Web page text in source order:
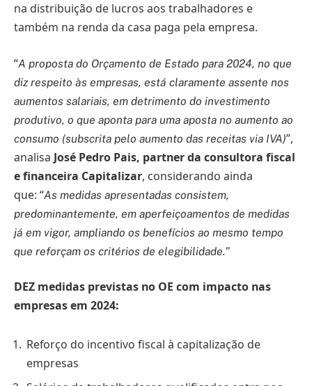
na distribuição de lucros aos trabalhadores e
também na renda da casa paga pela empresa.
“A proposta do Orçamento de Estado para 2024, no que
diz respeito às empresas, está claramente assente nos
aumentos salariais, em detrimento do investimento
produtivo, o que aponta para uma aposta no aumento ao
consumo (subscrita pelo aumento das receitas via IVA)”,
analisa José Pedro Pais, partner da consultora fiscal
e financeira Capitalizar, considerando ainda
que: “As medidas apresentadas consistem,
predominantemente, em aperfeiçoamentos de medidas
já em vigor, ampliando os benefícios ao mesmo tempo
que reforçam os critérios de elegibilidade.”
DEZ medidas previstas no OE com impacto nas
empresas em 2024:
Reforço do incentivo fiscal à capitalização de
empresas